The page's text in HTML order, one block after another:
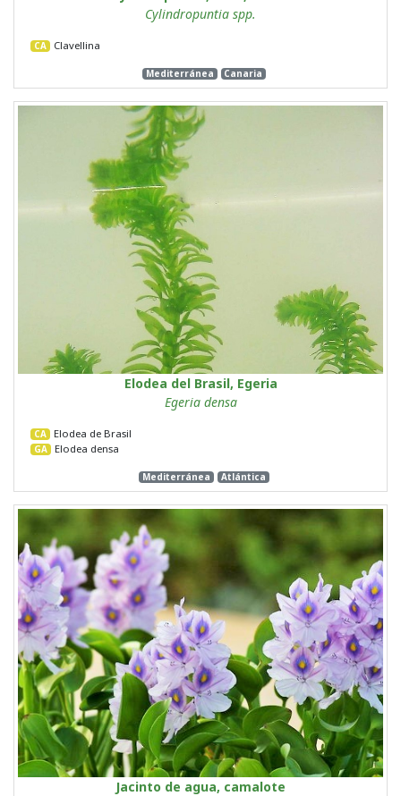
Cylindropuntia spp.
CA Clavellina
Mediterránea Canaria
Elodea del Brasil, Egeria
Egeria densa
CA Elodea de Brasil
GA Elodea densa
Mediterránea Atlántica
Jacinto de agua, camalote